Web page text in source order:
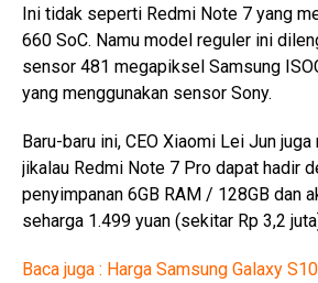
Ini tidak seperti Redmi Note 7 yang
660 SoC. Namu model reguler ini
sensor 481 megapiksel Samsung
yang menggunakan sensor Sony.
Baru-baru ini, CEO Xiaomi Lei Jun
jikalau Redmi Note 7 Pro dapat hadir
penyimpanan 6GB RAM / 128GB dan
seharga 1.499 yuan (sekitar Rp 3,2
Baca juga : Harga Samsung Galaxy S10